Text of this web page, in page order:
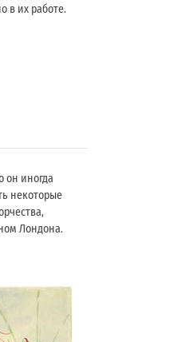
в их работе.
он иногда
некоторые
Лондонa.